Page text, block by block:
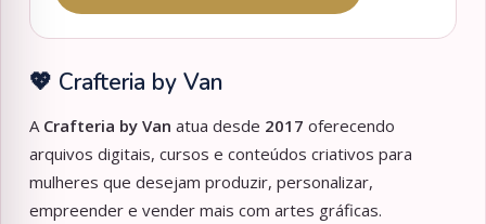
💖 Crafteria by Van
A Crafteria by Van atua desde 2017 oferecendo
arquivos digitais, cursos e conteúdos criativos para
mulheres que desejam produzir, personalizar,
empreender e vender mais com artes gráficas.